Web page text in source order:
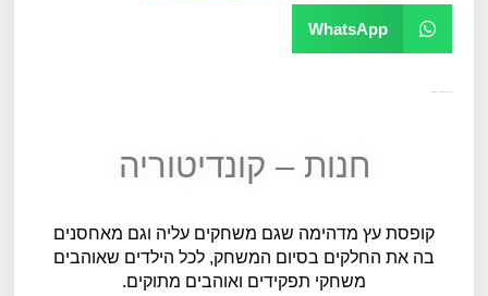
WhatsApp
חנות – קונדיטוריה
קופסת עץ מדהימה שגם משחקים עליה וגם מאחסנים
בה את החלקים בסיום המשחק, לכל הילדים שאוהבים
משחקי תפקידים ואוהבים מתוקים.